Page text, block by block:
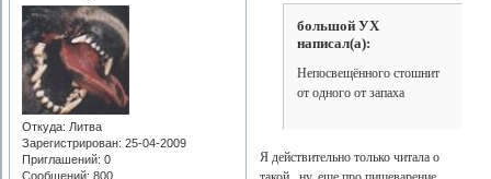
Откуда: Литва
Зарегистрирован: 25-04-2009
Приглашений: 0
Сообщений: 800
большой УХ
написал(а):
Непосвещённого стошнит
от одного от запаха
Я действительно только читала о